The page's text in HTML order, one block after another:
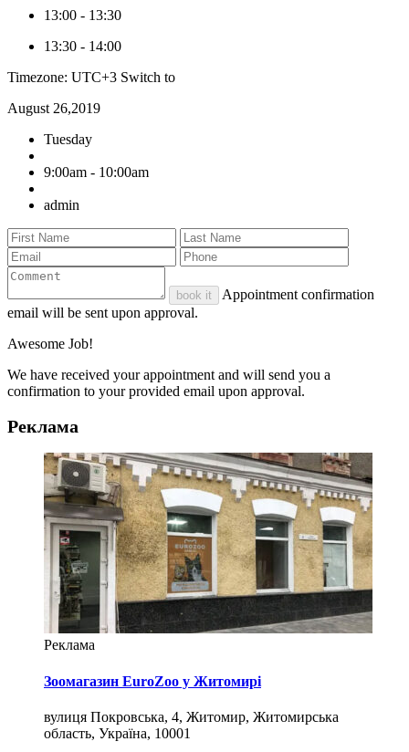
13:00 - 13:30
13:30 - 14:00
Timezone: UTC+3 Switch to
August 26,2019
Tuesday
9:00am - 10:00am
admin
book it
Appointment confirmation
email will be sent upon approval.
Awesome Job!
We have received your appointment and will send you a
confirmation to your provided email upon approval.
Реклама
Реклама
Зоомагазин EuroZoo у Житомирі
вулиця Покровська, 4, Житомир, Житомирська
область, Україна, 10001